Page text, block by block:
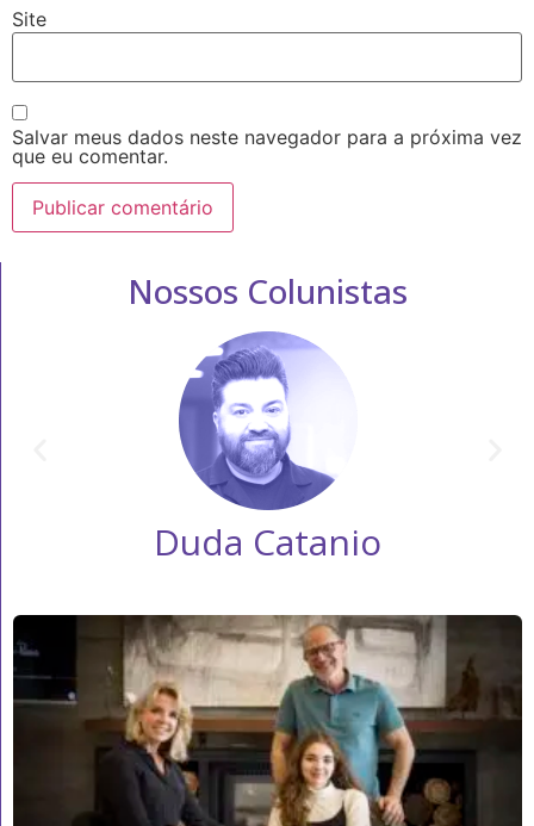
Site
Salvar meus dados neste navegador para a próxima vez
que eu comentar.
Nossos Colunistas
Duda Catanio